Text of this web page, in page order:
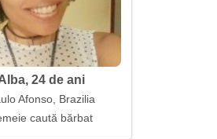
24 de ani
Afonso, Brazilia
caută bărbat